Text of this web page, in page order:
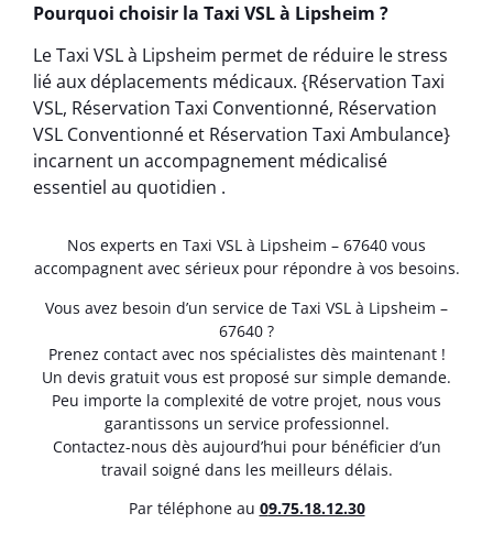
Pourquoi choisir la Taxi VSL à Lipsheim ?
Le Taxi VSL à Lipsheim permet de réduire le stress
lié aux déplacements médicaux. {Réservation Taxi
VSL, Réservation Taxi Conventionné, Réservation
VSL Conventionné et Réservation Taxi Ambulance}
incarnent un accompagnement médicalisé
essentiel au quotidien .
Nos experts en Taxi VSL à Lipsheim – 67640 vous
accompagnent avec sérieux pour répondre à vos besoins.
Vous avez besoin d’un service de Taxi VSL à Lipsheim –
67640 ?
Prenez contact avec nos spécialistes dès maintenant !
Un devis gratuit vous est proposé sur simple demande.
Peu importe la complexité de votre projet, nous vous
garantissons un service professionnel.
Contactez-nous dès aujourd’hui pour bénéficier d’un
travail soigné dans les meilleurs délais.
Par téléphone au 09.75.18.12.30